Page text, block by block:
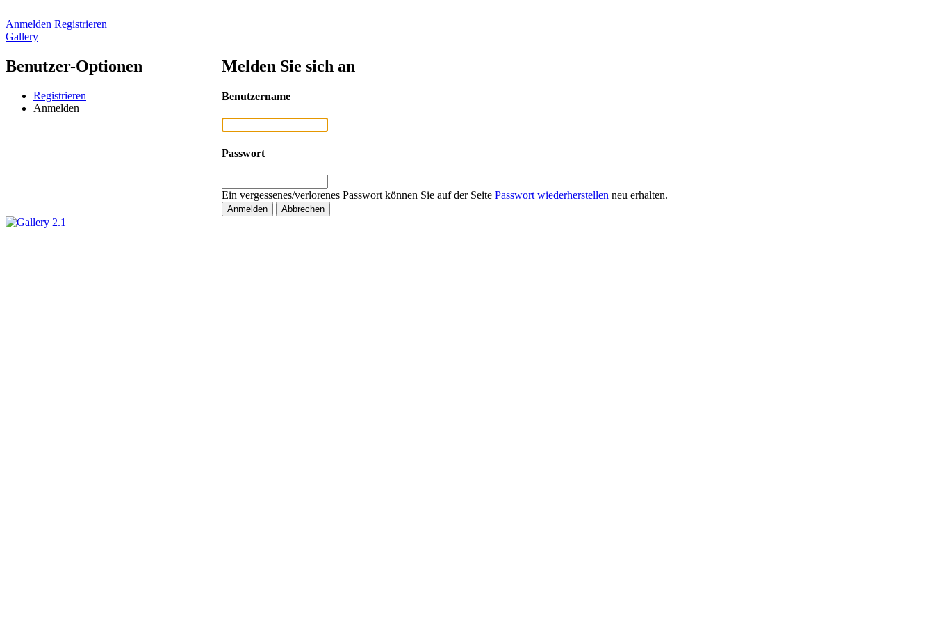
Anmelden Registrieren
Gallery
Benutzer-Optionen
Registrieren
Anmelden
Melden Sie sich an
Benutzername
Passwort
Ein vergessenes/verlorenes Passwort können Sie auf der Seite Passwort wiederherstellen neu erhalten.